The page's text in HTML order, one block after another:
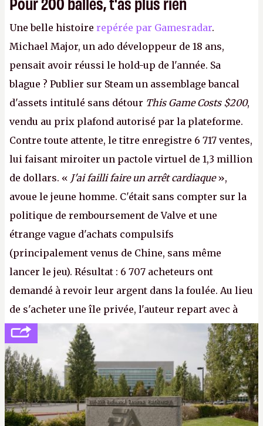
Une belle histoire repérée par Gamesradar.
Michael Major, un ado développeur de 18 ans,
pensait avoir réussi le hold-up de l'année. Sa
blague ? Publier sur Steam un assemblage bancal
d'assets intitulé sans détour This Game Costs $200,
vendu au prix plafond autorisé par la plateforme.
Contre toute attente, le titre enregistre 6 717 ventes,
lui faisant miroiter un pactole virtuel de 1,3 million
de dollars. « J'ai failli faire un arrêt cardiaque»,
avoue le jeune homme. C'était sans compter sur la
politique de remboursement de Valve et une
étrange vague d'achats compulsifs
(principalement venus de Chine, sans même
lancer le jeu). Résultat : 6 707 acheteurs ont
demandé à revoir leur argent dans la foulée. Au lieu
de s'acheter une île privée, l'auteur repart avec à
peine 2 000 dollars en poche. C'est toujours plus
cher payé que le temps passé à dev, mais ça
apprendra aux petits malins qu'on ne braque pas
Gabe Newell aussi facilement.P.